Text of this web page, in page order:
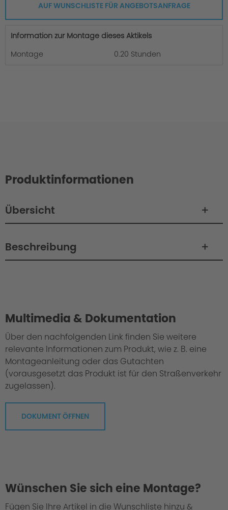
AUF WUNSCHLISTE FÜR ANGEBOTSANFRAGE
Information zur Montage dieses Aktikels
Montage
0.20 Stunden
Produktinformationen
Übersicht
Beschreibung
Multimedia & Dokumentation
Über den nachfolgenden Link finden Sie weitere
relevante Informationen zum Produkt, wie z. B. eine
Montageanleitung oder das Gutachten
(vorausgesetzt das Produkt ist für den Straßenverkehr
zugelassen).
DOKUMENT ÖFFNEN
Wünschen Sie sich eine Montage?
Fügen Sie Ihre Artikel in die Wunschliste hinzu &